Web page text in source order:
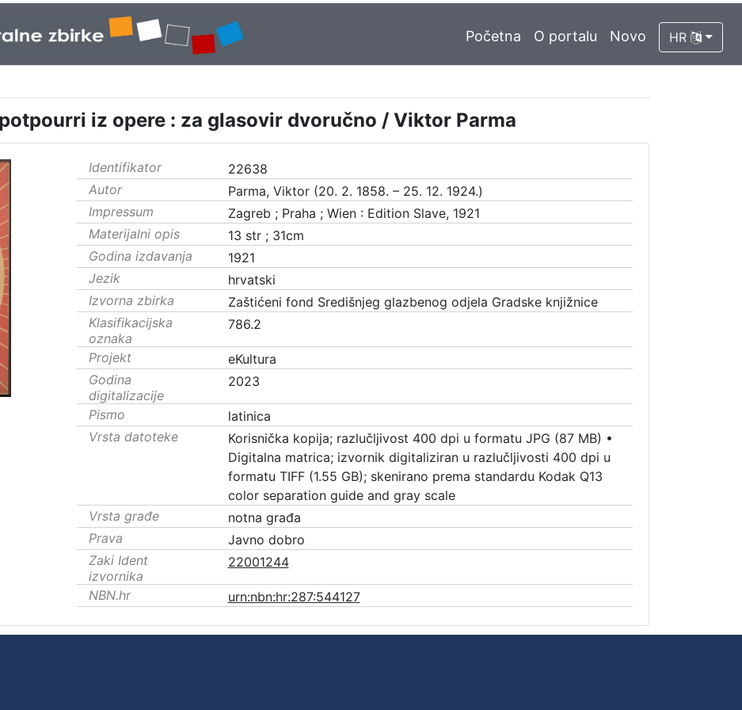
Početna O portalu Novo HR
iz opere : za glasovir dvoručno / Viktor Parma
Identifikator
22638
Autor
Parma, Viktor (20. 2. 1858. – 25. 12. 1924.)
Impressum
Zagreb ; Praha ; Wien : Edition Slave, 1921
Materijalni opis
13 str ; 31cm
Godina izdavanja
1921
Jezik
hrvatski
Izvorna zbirka
Zaštićeni fond Središnjeg glazbenog odjela Gradske knjižnice
Klasifikacijska
oznaka
786.2
Projekt
eKultura
Godina
digitalizacije
2023
Pismo
latinica
Vrsta datoteke
Korisnička kopija; razlučljivost 400 dpi u formatu JPG (87 MB) •
Digitalna matrica; izvornik digitaliziran u razlučljivosti 400 dpi u
formatu TIFF (1.55 GB); skenirano prema standardu Kodak Q13
color separation guide and gray scale
Vrsta građe
notna građa
Prava
Javno dobro
Zaki Ident
izvornika
22001244
NBN.hr urn:nbn:hr:287:544127